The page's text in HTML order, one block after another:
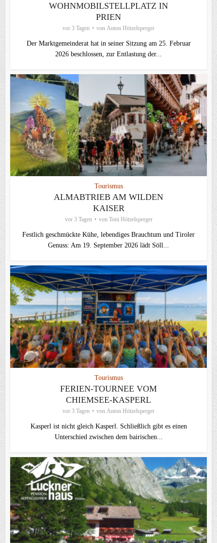
WOHNMOBILSTELLPLATZ IN
PRIEN
vor 3 Tagen von Anton Hötzelsperger
Der Marktgemeinderat hat in seiner Sitzung am 25. Februar
2026 beschlossen, zur Entlastung der...
Tourismus
ALMABTRIEB AM WILDEN
KAISER
vor 3 Tagen von Toni Hötzelsperger
Festlich geschmückte Kühe, lebendiges Brauchtum und Tiroler
Genuss: Am 19. September 2026 lädt Söll...
Tourismus
FERIEN-TOURNEE VOM
CHIEMSEE-KASPERL
vor 3 Tagen von Anton Hötzelsperger
Kasperl ist nicht gleich Kasperl. Schließlich gibt es einen
Unterschied zwischen dem bairischen...